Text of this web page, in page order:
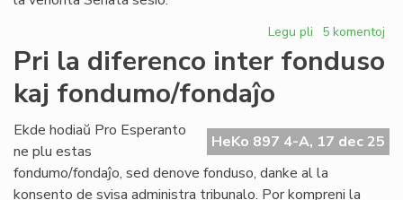
Legu pli pri
Propono
de
la
Senata
Reglamento
pri
5 komentoj
Pri la diferenco inter fonduso
kaj fondumo/fondaĵo
HeKo 897 4-A, 17 dec 25
Ekde hodiaŭ Pro Esperanto
ne plu estas
fondumo/fondaĵo, sed denove fonduso, danke al la
konsento de svisa administra tribunalo. Por kompreni la